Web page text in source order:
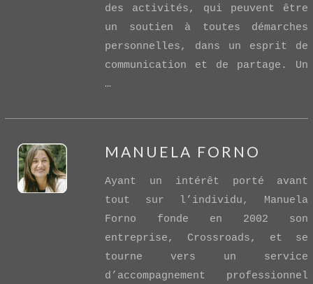
des activités, qui peuvent être
un soutien à toutes démarches
personnelles, dans un esprit de
communication et de partage. Un
…
MANUELA FORNO
Ayant un intérêt porté avant
tout sur l’individu, Manuela
Forno fonde en 2002 son
entreprise, Crossroads, et se
tourne vers un service
d’accompagnement professionnel